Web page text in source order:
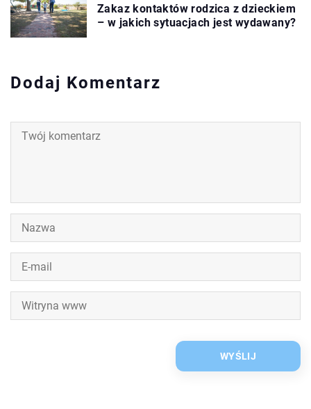
Zakaz kontaktów rodzica z dzieckiem
– w jakich sytuacjach jest wydawany?
Dodaj Komentarz